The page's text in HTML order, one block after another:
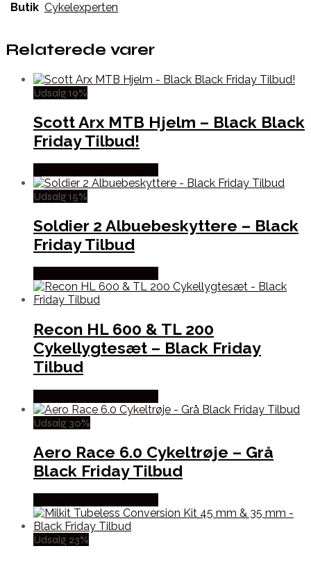
Butik Cykelexperten
Relaterede varer
Udsalg 19%
Scott Arx MTB Hjelm – Black Black
Friday Tilbud!
Udsalg 15%
Soldier 2 Albuebeskyttere – Black
Friday Tilbud
Recon HL 600 & TL 200
Cykellygtesæt – Black Friday
Tilbud
Udsalg 30%
Aero Race 6.0 Cykeltrøje – Grå
Black Friday Tilbud
Udsalg 23%